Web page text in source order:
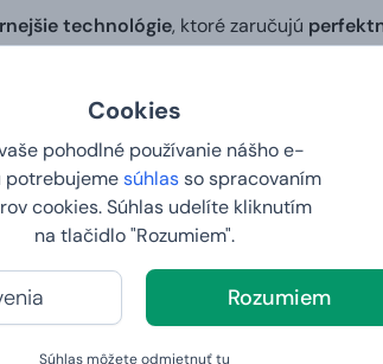
Cookies
pohodlné používanie nášho e-
potrebujemesúhlasso spracovaním
cookies. Súhlas udelíte kliknutím
na tlačidlo "Rozumiem".
Rozumiem
Súhlas môžete odmietnuťtu
technológie, ktoré zaručujú
farby súzdravotne nezávadné.
môžete vytvoriť vlastný dizajnna tričko
na tričku bude presnou kópiou
ako niekomu pripraviť skutočne osobitý